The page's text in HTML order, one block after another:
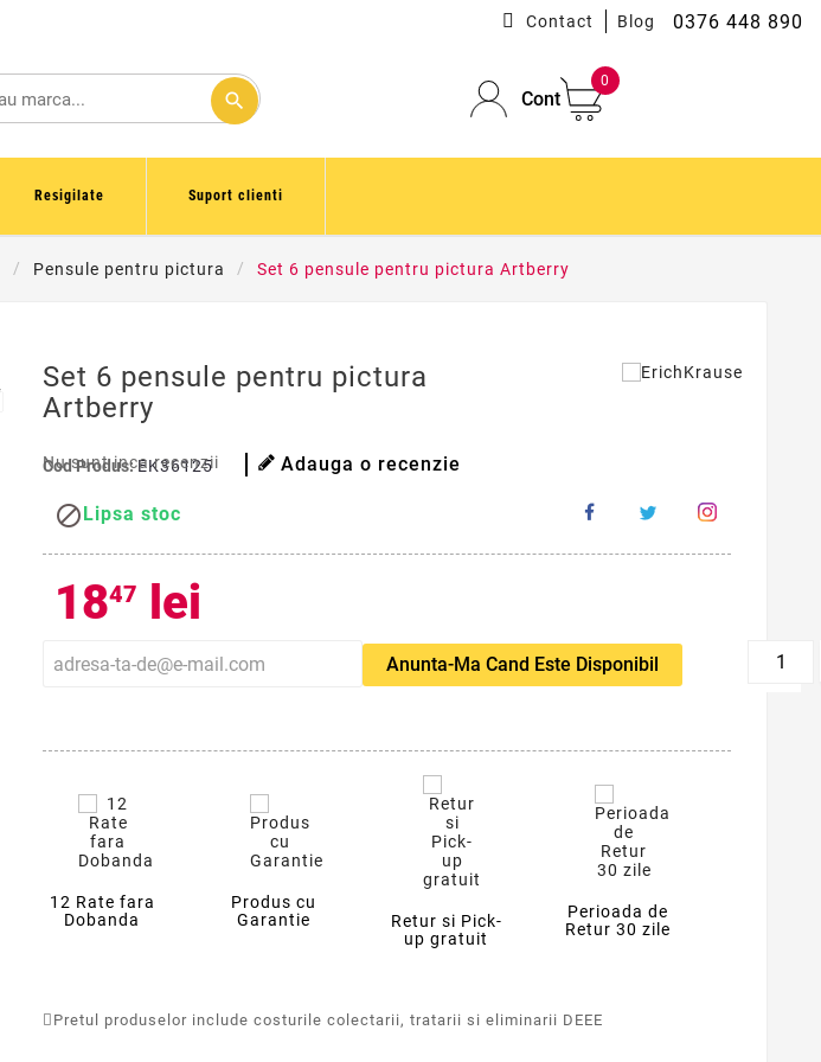
0376 448 890
Contact Blog
search Cont
0
Resigilate Suport clienti
Pensule pentru pictura Set 6 pensule pentru pictura Artberry
Set 6 pensule pentru pictura
Artberry
Cod Produs:EK36125
Nu sunt inca recenzii Adauga o recenzie
 Lipsa stoc
1847 lei
Anunta-Ma Cand Este Disponibil favorite_border
12 Rate fara
Dobanda
Produs cu
Garantie
Retur si Pick-
up gratuit
Perioada de
Retur 30 zile
Pretul produselor include costurile colectarii, tratarii si eliminarii DEEE